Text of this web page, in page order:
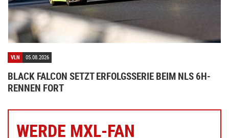
VLN 05.08.2026
BLACK FALCON SETZT ERFOLGSSERIE BEIM NLS 6H-
RENNEN FORT
WERDE MXL-FAN